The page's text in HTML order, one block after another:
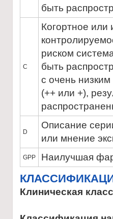
быть
С
Когортное или
риском
быть
с очень
(++ или +),
D
Описание
или мнение
GPP Наилучшая
Клиническая